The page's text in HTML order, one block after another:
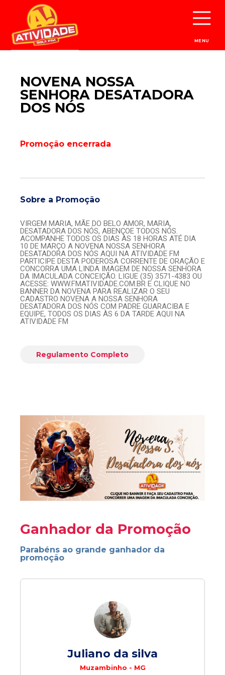
MENU
NOVENA NOSSA
SENHORA DESATADORA
DOS NÓS
Promoção encerrada
Sobre a Promoção
VIRGEM MARIA, MÃE DO BELO AMOR, MARIA,
DESATADORA DOS NÓS, ABENÇOE TODOS NÓS.
ACOMPANHE TODOS OS DIAS ÀS 18 HORAS ATÉ DIA
10 DE MARÇO A NOVENA NOSSA SENHORA
DESATADORA DOS NÓS AQUI NA ATIVIDADE FM
PARTICIPE DESTA PODEROSA CORRENTE DE ORAÇÃO E
CONCORRA UMA LINDA IMAGEM DE NOSSA SENHORA
DA IMACULADA CONCEIÇÃO. LIGUE (35) 3571-4383 OU
ACESSE: WWW.FMATIVIDADE.COM.BR E CLIQUE NO
BANNER DA NOVENA PARA REALIZAR O SEU
CADASTRO NOVENA A NOSSA SENHORA
DESATADORA DOS NÓS COM PADRE GUARACIBA E
EQUIPE, TODOS OS DIAS ÀS 6 DA TARDE AQUI NA
ATIVIDADE FM
Regulamento Completo
Ganhador da Promoção
Parabéns ao grande ganhador da
promoção
Juliano da silva
Muzambinho - MG